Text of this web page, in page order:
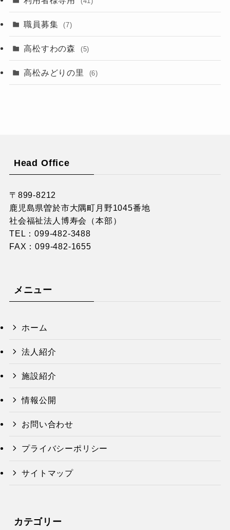
職員募集 (7)
高松すわの森 (5)
高松みどりの里 (6)
Head Office
〒899-8212
鹿児島県曽於市大隅町月野1045番地
社会福祉法人博寿会（本部）
TEL：099-482-3488
FAX：099-482-1655
メニュー
ホーム
法人紹介
施設紹介
情報公開
お問い合わせ
プライバシーポリシー
サイトマップ
カテゴリー